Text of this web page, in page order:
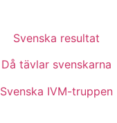
Svenska resultat
Då tävlar svenskarna
Svenska IVM-truppen